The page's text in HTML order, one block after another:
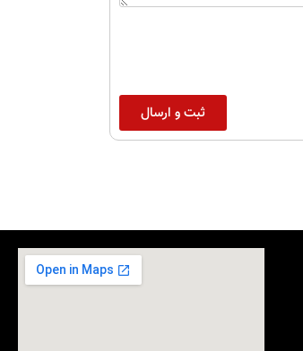
ثبت و ارسال